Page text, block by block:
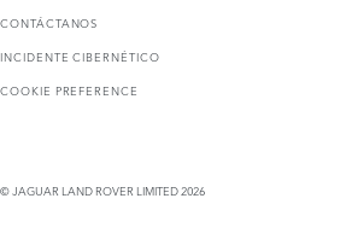
CONTÁCTANOS
INCIDENTE CIBERNÉTICO
COOKIE PREFERENCE
© JAGUAR LAND ROVER LIMITED 2026